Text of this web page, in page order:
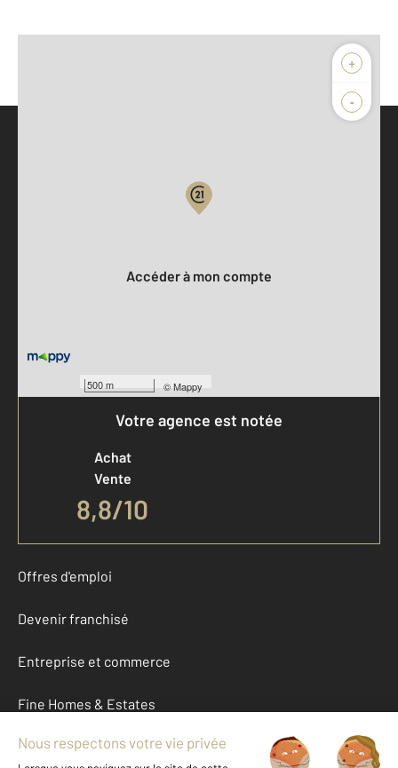
+
-
500 m ©Mappy
Accéder à mon compte
Votre agence est notée
Achat
Vente
8,8/10
Offres d'emploi
Devenir franchisé
Entreprise et commerce
Fine Homes & Estates
À propos